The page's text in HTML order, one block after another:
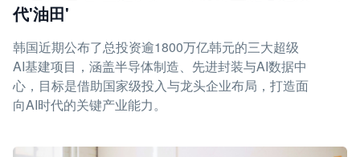
代'油田'
韩国近期公布了总投资逾1800万亿韩元的三大超级
AI基建项目，涵盖半导体制造、先进封装与AI数据中
心，目标是借助国家级投入与龙头企业布局，打造面
向AI时代的关键产业能力。